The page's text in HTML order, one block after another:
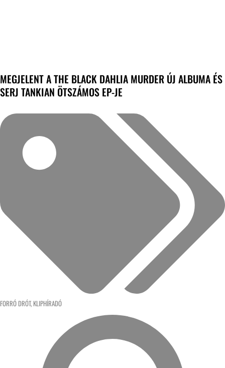
MEGJELENT A THE BLACK DAHLIA MURDER ÚJ ALBUMA ÉS
SERJ TANKIAN ÖTSZÁMOS EP-JE
FORRÓ DRÓT, KLIPHÍRADÓ